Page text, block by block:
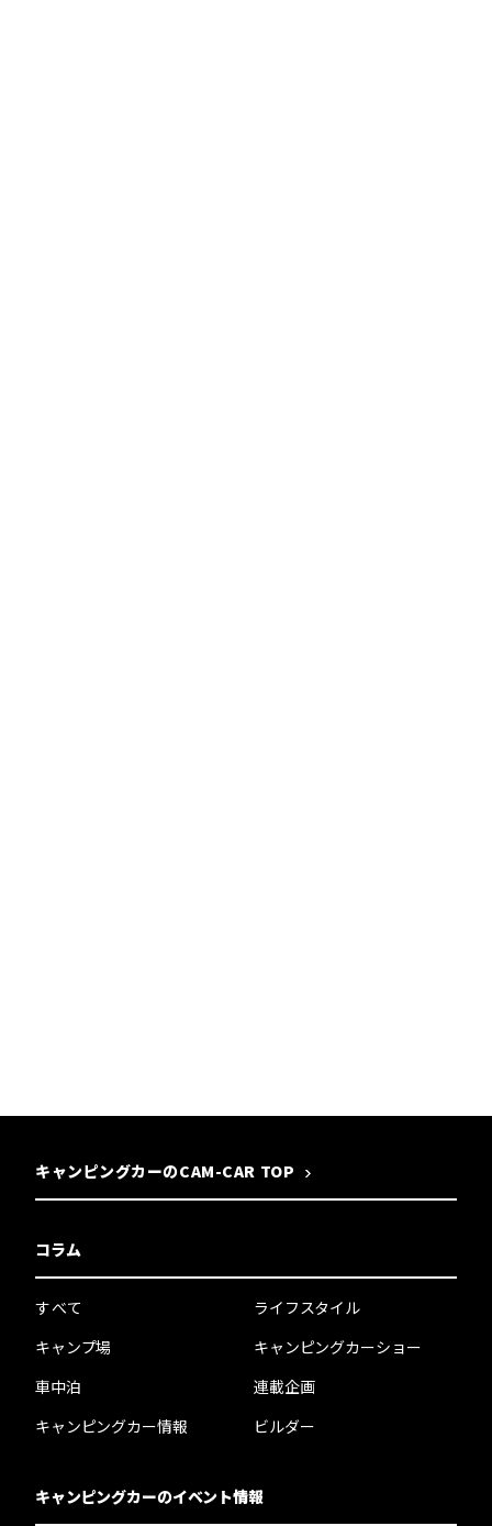
キャンピングカーのCAM-CAR TOP
コラム
すべて
キャンプ場
車中泊
キャンピングカー情報
ライフスタイル
キャンピングカーショー
連載企画
ビルダー
キャンピングカーのイベント情報